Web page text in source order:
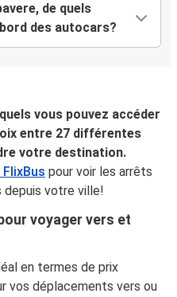
de quels
des autocars?
vous pouvez accéder
entre 27 différentes
votre destination.
pour voir les arrêts
depuis votre ville!
voyager vers et
en termes de prix
vos déplacements vers ou